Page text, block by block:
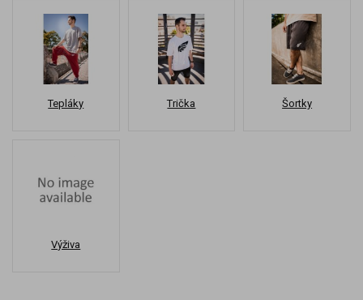
Tepláky Trička Šortky
Výživa